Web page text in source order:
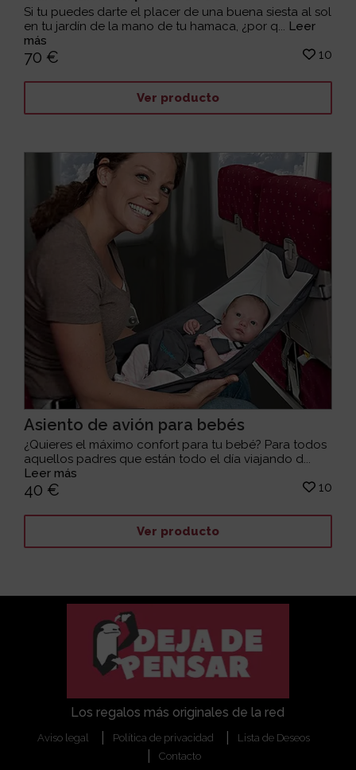
Si tu puedes darte el placer de una buena siesta al sol
en tu jardín de la mano de tu hamaca, ¿por q... Leer
más
70 € 10
Ver producto
Asiento de avión para bebés
¿Quieres el máximo confort para tu bebé? Para todos
aquellos padres que están todo el día viajando d...
Leer más
40 € 10
Ver producto
Los regalos más originales de la red
Aviso legal Política de privacidad
Lista de Deseos
Contacto